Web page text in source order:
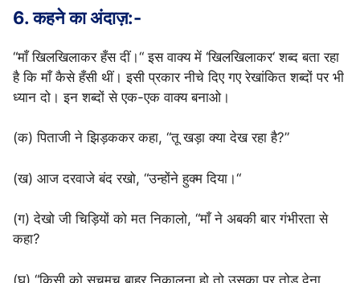
6. कहने का अंदाज़:-
“माँ खिलखिलाकर हँस दीं।“ इस वाक्य में ‘खिलखिलाकर‘ शब्द बता रहा
है कि माँ कैसे हँसी थीं। इसी प्रकार नीचे दिए गए रेखांकित शब्दों पर भी
ध्यान दो। इन शब्दों से एक-एक वाक्य बनाओ।
(क) पिताजी ने झिड़ककर कहा, “तू खड़ा क्या देख रहा है?”
(ख) आज दरवाजे बंद रखो, “उन्होंने हुक्म दिया।“
(ग) देखो जी चिड़ियों को मत निकालो, “माँ ने अबकी बार गंभीरता से
कहा?
(घ) “किसी को सचमुच बाहर निकालना हो तो उसका पर तोड़ देना